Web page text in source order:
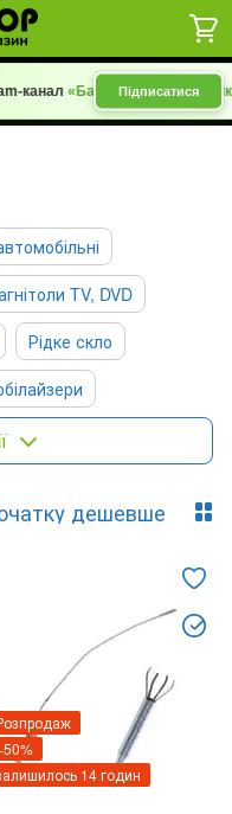
канал«Барахолка 7 км |
Підписатися
TV, DVD
Рідке скло
та гаджети для авто
інвертори
дешевше
14 годин